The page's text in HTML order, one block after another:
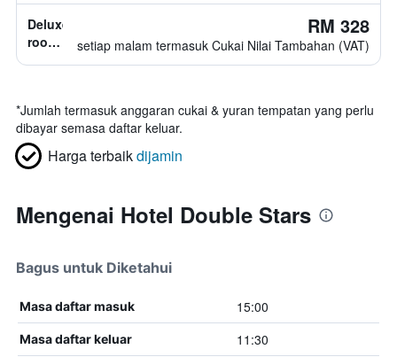
katil
queen
Deluxe
room,
diketahui
RM 328
setiap malam termasuk Cukai Nilai Tambahan (VAT)
*Jumlah termasuk anggaran cukai & yuran tempatan yang perlu
dibayar semasa daftar keluar.
Harga terbaikdijamin
Mengenai Hotel Double Stars
Bagus untuk Diketahui
Masa daftar masuk 15:00
Masa daftar keluar 11:30